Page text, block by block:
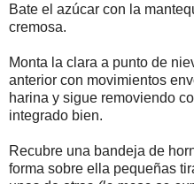
Bate el azúcar con la
cremosa.
Monta la clara a punto de
anterior con movimientos
harina y sigue removiendo
integrado bien.
Recubre una bandeja de
forma sobre ella pequeñas